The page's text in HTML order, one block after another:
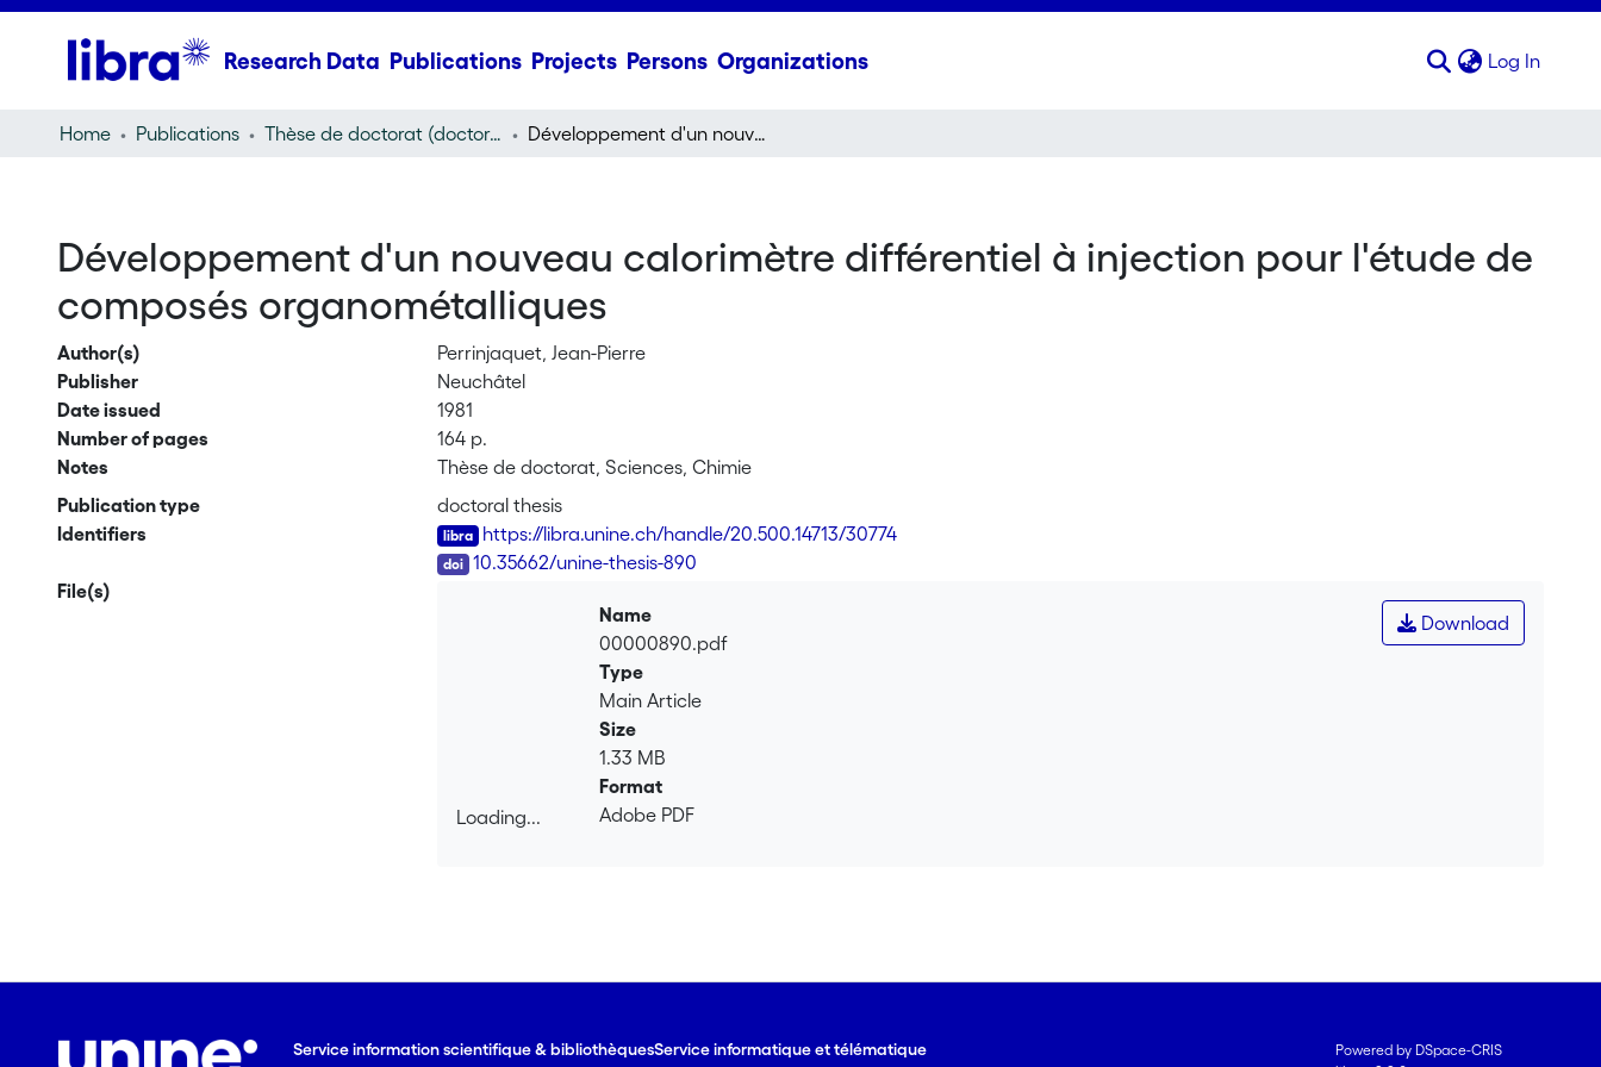
Research Data Publications Projects Persons Organizations Log In
Home Publications Thèse de doctorat (doctoral thesis) Développement d'un nouveau calorimètre différentiel à injection pour l'étude de composés organométalliques
Développement d'un nouveau calorimètre différentiel à injection pour l'étude de
composés organométalliques
Author(s)
Perrinjaquet, Jean-Pierre
Publisher
Neuchâtel
Date issued
1981
Number of pages
164 p.
Notes
Thèse de doctorat, Sciences, Chimie
Publication type
doctoral thesis
Identifiers
https://libra.unine.ch/handle/20.500.14713/30774
10.35662/unine-thesis-890
File(s)
Loading...
Download
Name
00000890.pdf
Type
Main Article
Size
1.33 MB
Format
Adobe PDF
Service information scientifique & bibliothèquesService informatique et télématique
Powered by DSpace-CRIS